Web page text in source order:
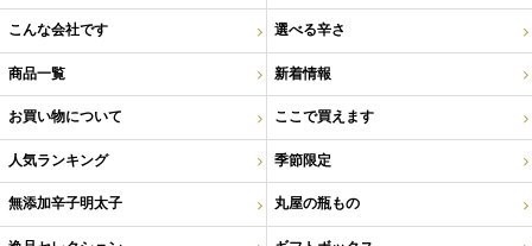
こんな会社です 選べる辛さ
商品一覧 新着情報
お買い物について ここで買えます
人気ランキング 季節限定
無添加辛子明太子 丸屋の瓶もの